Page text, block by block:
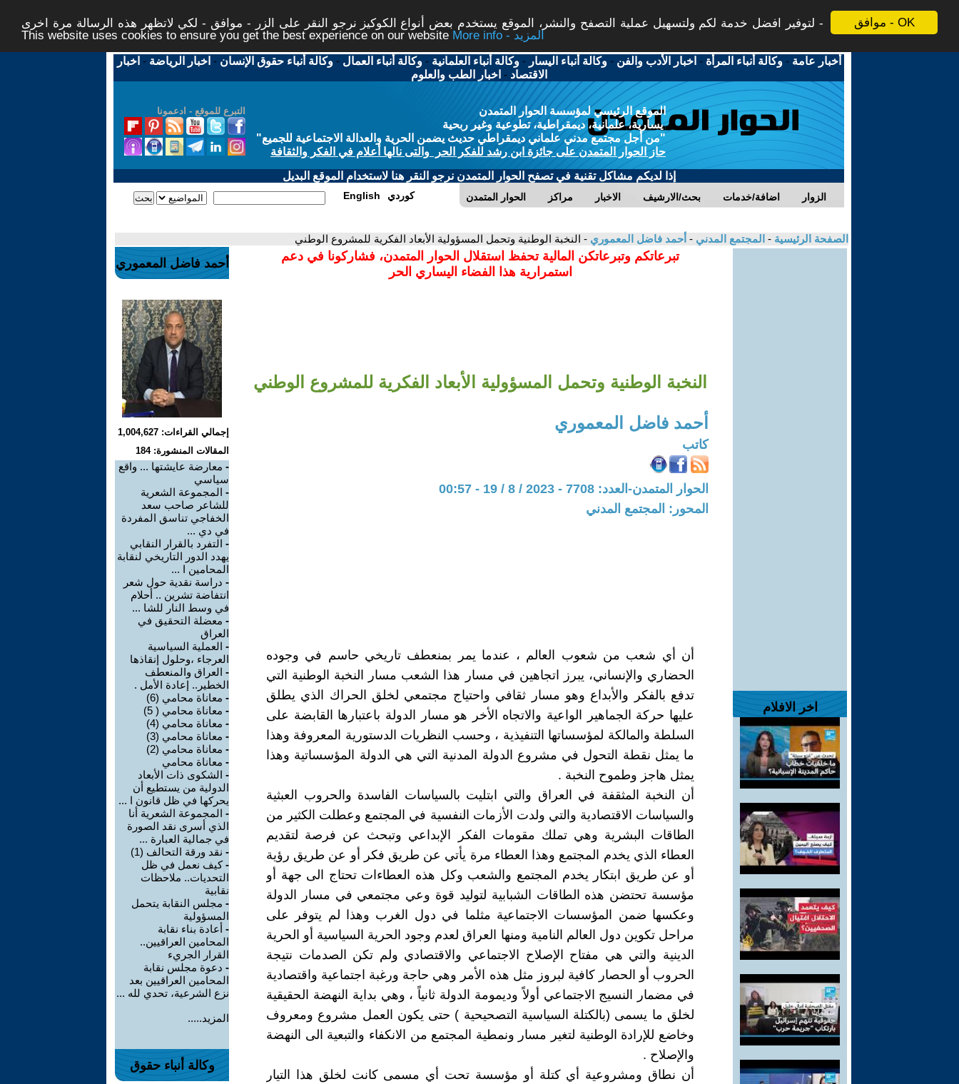
موافق - OK
لتوفير افضل خدمة لكم ولتسهيل عملية التصفح والنشر، الموقع يستخدم بعض أنواع الكوكيز نرجو النقر على الزر - موافق - لكي لاتظهر هذه الرسالة مرة اخرى -
This website uses cookies to ensure you get the best experience on our website
More info - المزيد
أخبار عامة -وكالة أنباء المرأة - اخبار الأدب والفن -وكالة أنباء اليسار -وكالة أنباء العلمانية -وكالة أنباء العمال -وكالة أنباء حقوق الإنسان - اخبار الرياضة - اخبار
الاقتصاد - اخبار الطب والعلوم
التبرع للموقع - ادعمونا
الموقع الرئيسي لمؤسسة الحوار المتمدن
يسارية، علمانية، ديمقراطية، تطوعية وغير ربحية
"من أجل مجتمع مدني علماني ديمقراطي حديث يضمن الحرية والعدالة الاجتماعية للجميع"
حاز الحوار المتمدن على جائزة ابن رشد للفكر الحر والتى نالها أعلام في الفكر والثقافة
إذا لديكم مشاكل تقنية في تصفح الحوار المتمدن نرجو النقر هنا لاستخدام الموقع البديل
الحوار المتمدن مراكز الاخبار بحث/الارشيف اضافة/خدمات الزوار English كوردي
الصفحة الرئيسية - المجتمع المدني - أحمد فاضل المعموري - النخبة الوطنية وتحمل المسؤولية الأبعاد الفكرية للمشروع الوطني
اخر الافلام
تبرعاتكم وتبرعاتكن المالية تحفظ استقلال الحوار المتمدن، فشاركونا في دعم
استمرارية هذا الفضاء اليساري الحر
النخبة الوطنية وتحمل المسؤولية الأبعاد الفكرية للمشروع الوطني
أحمد فاضل المعموري
كاتب
الحوار المتمدن-العدد: 7708 - 2023 / 8 / 19 - 00:57
المحور: المجتمع المدني
أن أي شعب من شعوب العالم ، عندما يمر بمنعطف تاريخي حاسم في وجوده
الحضاري والإنساني، يبرز اتجاهين في مسار هذا الشعب مسار النخبة الوطنية التي
تدفع بالفكر والأبداع وهو مسار ثقافي واحتياج مجتمعي لخلق الحراك الذي يطلق
عليها حركة الجماهير الواعية والاتجاه الأخر هو مسار الدولة باعتبارها القابضة على
السلطة والمالكة لمؤسساتها التنفيذية ، وحسب النظريات الدستورية المعروفة وهذا
ما يمثل نقطة التحول في مشروع الدولة المدنية التي هي الدولة المؤسساتية وهذا
يمثل هاجز وطموح النخبة .
أن النخبة المثقفة في العراق والتي ابتليت بالسياسات الفاسدة والحروب العبثية
والسياسات الاقتصادية والتي ولدت الأزمات النفسية في المجتمع وعطلت الكثير من
الطاقات البشرية وهي تملك مقومات الفكر الإبداعي وتبحث عن فرصة لتقديم
العطاء الذي يخدم المجتمع وهذا العطاء مرة يأتي عن طريق فكر أو عن طريق رؤية
أو عن طريق ابتكار يخدم المجتمع والشعب وكل هذه العطاءات تحتاج الى جهة أو
مؤسسة تحتضن هذه الطاقات الشبابية لتوليد قوة وعي مجتمعي في مسار الدولة
وعكسها ضمن المؤسسات الاجتماعية مثلما في دول الغرب وهذا لم يتوفر على
مراحل تكوين دول العالم النامية ومنها العراق لعدم وجود الحرية السياسية أو الحرية
الدينية والتي هي مفتاح الإصلاح الاجتماعي والاقتصادي ولم تكن الصدمات نتيجة
الحروب أو الحصار كافية لبروز مثل هذه الأمر وهي حاجة ورغبة اجتماعية واقتصادية
في مضمار النسيج الاجتماعي أولاً وديمومة الدولة ثانياً ، وهي بداية النهضة الحقيقية
لخلق ما يسمى (بالكتلة السياسية التصحيحية ) حتى يكون العمل مشروع ومعروف
وخاضع للإرادة الوطنية لتغير مسار ونمطية المجتمع من الانكفاء والتبعية الى النهضة
والإصلاح .
أن نطاق ومشروعية أي كتلة أو مؤسسة تحت أي مسمى كانت لخلق هذا التيار
أحمد فاضل المعموري
إجمالي القراءات: 1,004,627
المقالات المنشورة: 184
- معارضة عايشتها ... واقع
سياسي
- المجموعة الشعرية
للشاعر صاحب سعد
الخفاجي تناسق المفردة
في دي ...
- التفرد بالقرار النقابي
يهدد الدور التاريخي لنقابة
المحامين ا ...
- دراسة نقدية حول شعر
انتفاضة تشرين .. أحلام
في وسط النار للشا ...
- معضلة التحقيق في
العراق
- العملية السياسية
العرجاء ،وحلول إنقاذها
- العراق والمنعطف
الخطير.. إعادة الأمل .
- معاناة محامي (6)
- معاناة محامي ( 5)
- معاناة محامي (4)
- معاناة محامي (3)
- معاناة محامي (2)
- معاناة محامي
- الشكوى ذات الأبعاد
الدولية من يستطيع أن
يحركها في ظل قانون ا ...
- المجموعة الشعرية أنا
الذي أسرى نقد الصورة
في جمالية العبارة ...
- نقد ورقة التحالف (1)
-كيف نعمل في ظل
التحديات.. ملاحظات
نقابية
- مجلس النقابة يتحمل
المسؤولية
- أعادة بناء نقابة
المحامين العراقيين..
القرار الجريء
- دعوة مجلس نقابة
المحامين العراقيين بعد
نزع الشرعية، تحدي لله ...
المزيد.....
وكالة أنباء حقوق